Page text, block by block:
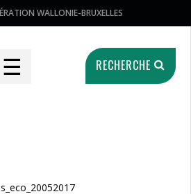
WALLONIE-BRUXELLES
☰ RECHERCHE